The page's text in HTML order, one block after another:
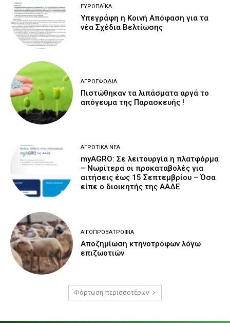
ΕΥΡΩΠΑΪΚΆ
Υπεγράφη η Κοινή Απόφαση για τα
νέα Σχέδια Βελτίωσης
ΑΓΡΟΕΦΌΔΙΑ
Πιστώθηκαν τα λιπάσματα αργά το
απόγευμα της Παρασκευής !
ΑΓΡΟΤΙΚΆ ΝΈΑ
myAGRO: Σε λειτουργία η πλατφόρμα
– Νωρίτερα οι προκαταβολές για
αιτήσεις έως 15 Σεπτεμβρίου – Όσα
είπε ο διοικητής της ΑΑΔΕ
ΑΙΓΟΠΡΟΒΑΤΡΟΦΊΑ
Αποζημίωση κτηνοτρόφων λόγω
επιζωοτιών
Φόρτωση περισσοτέρων